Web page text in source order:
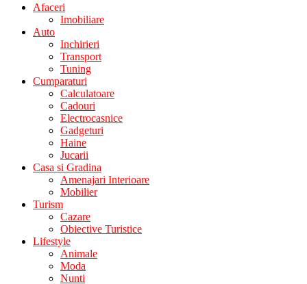
Afaceri
Imobiliare
Auto
Inchirieri
Transport
Tuning
Cumparaturi
Calculatoare
Cadouri
Electrocasnice
Gadgeturi
Haine
Jucarii
Casa si Gradina
Amenajari Interioare
Mobilier
Turism
Cazare
Obiective Turistice
Lifestyle
Animale
Moda
Nunti